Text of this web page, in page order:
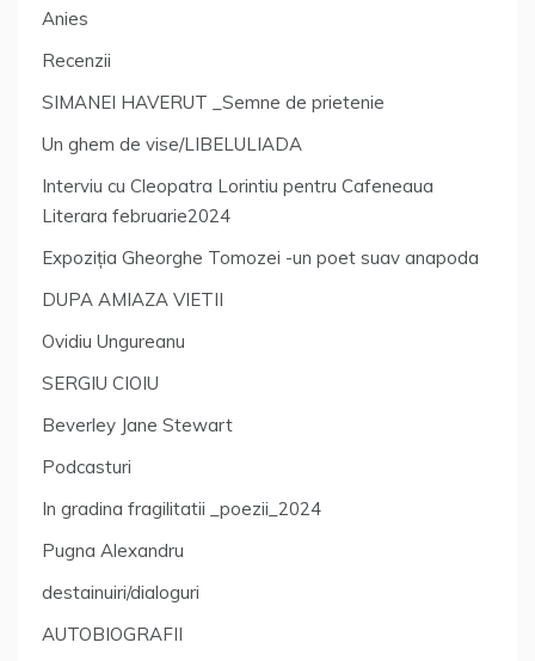
Anies
Recenzii
SIMANEI HAVERUT _Semne de prietenie
Un ghem de vise/LIBELULIADA
Interviu cu Cleopatra Lorintiu pentru Cafeneaua
Literara februarie2024
Expoziția Gheorghe Tomozei -un poet suav anapoda
DUPA AMIAZA VIETII
Ovidiu Ungureanu
SERGIU CIOIU
Beverley Jane Stewart
Podcasturi
In gradina fragilitatii _poezii_2024
Pugna Alexandru
destainuiri/dialoguri
AUTOBIOGRAFII